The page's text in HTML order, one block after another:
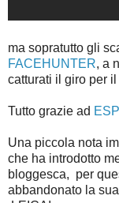
ma sopratutto gli
FACEHUNTER, a
catturati il giro per il
Tutto grazie ad
Una piccola nota
che ha introdotto
bloggesca, per
abbandonato la